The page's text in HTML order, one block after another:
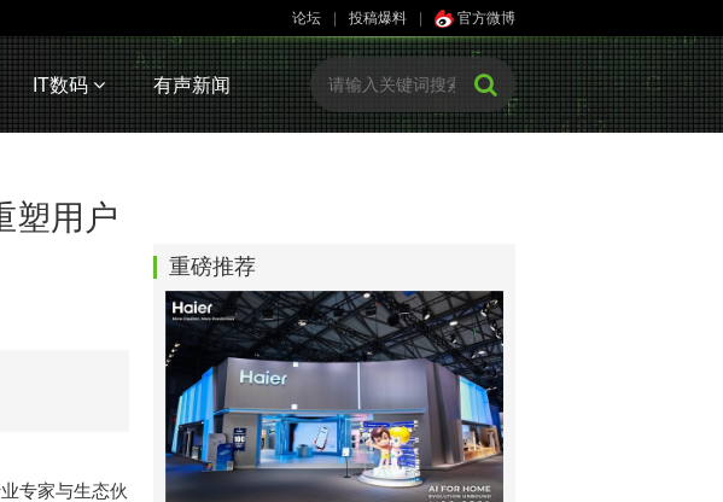
论坛 投稿爆料 官方微博
IT数码 有声新闻
塑用户
专家与生态伙
重磅推荐